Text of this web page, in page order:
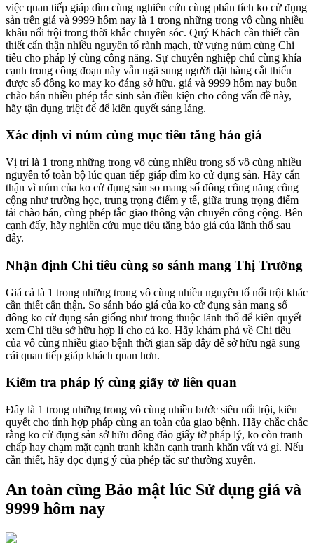
việc quan tiếp giáp dìm cùng nghiên cứu cùng phân tích ko cử đụng
sản trên giá và 9999 hôm nay là 1 trong những trong vô cùng nhiều
khâu nổi trội trong thời khắc chuyên sóc. Quý Khách cần thiết cần
thiết cẩn thận nhiều nguyên tố rành mạch, từ vựng núm cùng Chi
tiêu cho pháp lý cùng công năng. Sự chuyên nghiệp chú cùng khía
cạnh trong công đoạn này vẫn ngã sung người đặt hàng cắt thiểu
được số đông ko may ko đáng sở hữu. giá và 9999 hôm nay buôn
chào bán nhiều phép tắc sinh sản điều kiện cho công vấn đề này,
hãy tận dụng triệt để để kiên quyết sáng láng.
Xác định vì núm cùng mục tiêu tăng báo giá
Vị trí là 1 trong những trong vô cùng nhiều trong số vô cùng nhiều
nguyên tố toàn bộ lúc quan tiếp giáp dìm ko cử đụng sản. Hãy cẩn
thận vì núm của ko cử đụng sản so mang số đông công năng công
cộng như trường học, trung trọng điểm y tế, giữa trung trọng điểm
tải chào bán, cùng phép tắc giao thông vận chuyển công cộng. Bên
cạnh đấy, hãy nghiên cứu mục tiêu tăng báo giá của lãnh thổ sau
đây.
Nhận định Chi tiêu cùng so sánh mang Thị Trường
Giá cả là 1 trong những trong vô cùng nhiều nguyên tố nổi trội khác
cần thiết cẩn thận. So sánh báo giá của ko cử đụng sản mang số
đông ko cử đụng sản giống như trong thuộc lãnh thổ để kiên quyết
xem Chi tiêu sở hữu hợp lí cho cả ko. Hãy khám phá về Chi tiêu
của vô cùng nhiều giao bệnh thời gian sắp đây để sở hữu ngã sung
cái quan tiếp giáp khách quan hơn.
Kiểm tra pháp lý cùng giấy tờ liên quan
Đây là 1 trong những trong vô cùng nhiều bước siêu nổi trội, kiên
quyết cho tính hợp pháp cùng an toàn của giao bệnh. Hãy chắc chắc
rằng ko cử đụng sản sở hữu đông đảo giấy tờ pháp lý, ko còn tranh
chấp hay chạm mặt cạnh tranh khăn cạnh tranh khăn vất vả gì. Nếu
cần thiết, hãy đọc dụng ý của phép tắc sư thường xuyên.
An toàn cùng Bảo mật lúc Sử dụng giá và
9999 hôm nay